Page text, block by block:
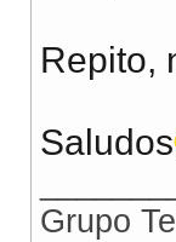
Repito,
Saludos
Grupo